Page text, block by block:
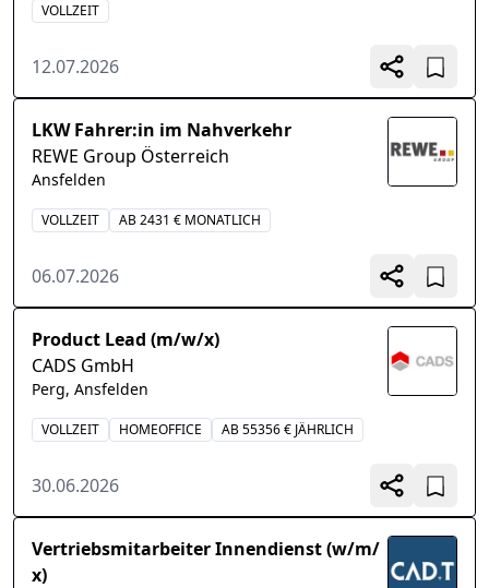
VOLLZEIT
12.07.2026
LKW Fahrer:in im Nahverkehr
REWE Group Österreich
Ansfelden
VOLLZEIT AB 2431 € MONATLICH
06.07.2026
Product Lead (m/w/x)
CADS GmbH
Perg, Ansfelden
VOLLZEIT HOMEOFFICE AB 55356 € JÄHRLICH
30.06.2026
Vertriebsmitarbeiter Innendienst (w/m/
x)